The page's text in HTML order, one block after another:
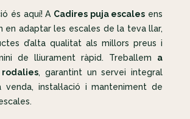
és aquí! A Cadires puja escales ens
en adaptar les escales de la teva llar,
d’alta qualitat als millors preus i
de lliurament ràpid. Treballem a
rodalies, garantint un servei integral
instal·lació i manteniment de